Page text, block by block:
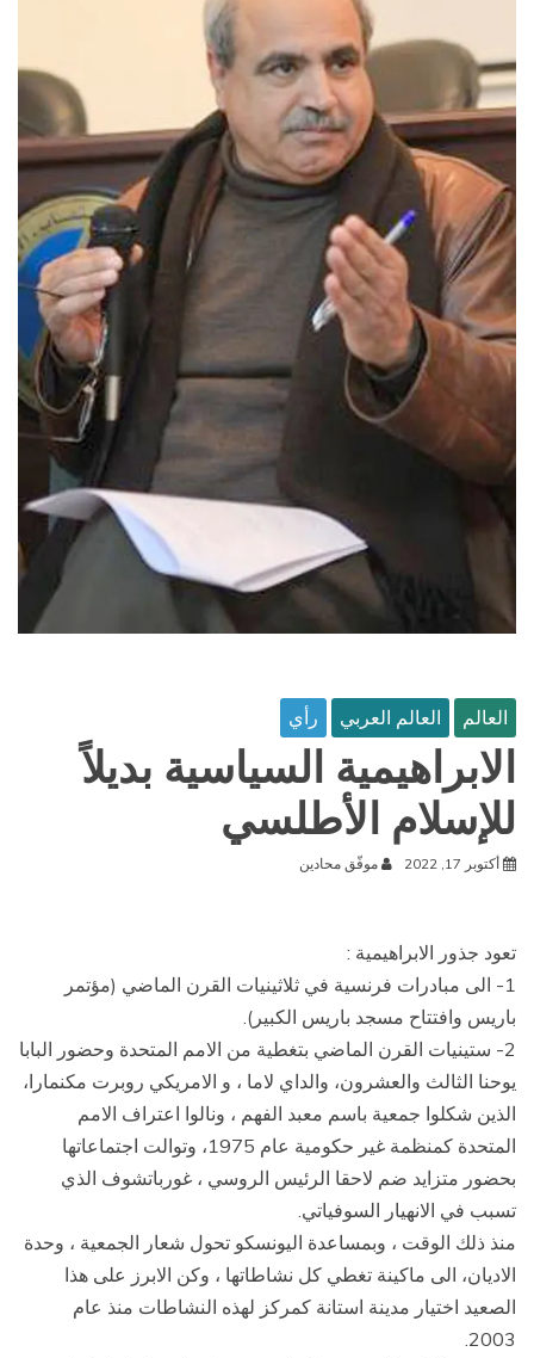
العالم العالم العربي رأي
الابراهيمية السياسية بديلاً
للإسلام الأطلسي
أكتوبر 17, 2022 موفّق محادين
تعود جذور الابراهيمية :
1- الى مبادرات فرنسية في ثلاثينيات القرن الماضي (مؤتمر
باريس وافتتاح مسجد باريس الكبير).
2- ستينيات القرن الماضي بتغطية من الامم المتحدة وحضور البابا
يوحنا الثالث والعشرون، والداي لاما ، و الامريكي روبرت مكنمارا،
الذين شكلوا جمعية باسم معبد الفهم ، ونالوا اعتراف الامم
المتحدة كمنظمة غير حكومية عام 1975، وتوالت اجتماعاتها
بحضور متزايد ضم لاحقا الرئيس الروسي ، غورباتشوف الذي
تسبب في الانهيار السوفياتي.
منذ ذلك الوقت ، وبمساعدة اليونسكو تحول شعار الجمعية ، وحدة
الاديان، الى ماكينة تغطي كل نشاطاتها ، وكن الابرز على هذا
الصعيد اختيار مدينة استانة كمركز لهذه النشاطات منذ عام
2003.